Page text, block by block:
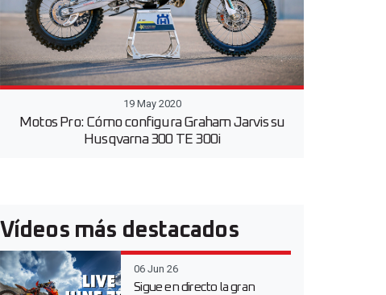
19 May 2020
Motos Pro: Cómo configura Graham Jarvis su
Husqvarna 300 TE 300i
Vídeos más destacados
06 Jun 26
Sigue en directo la gran